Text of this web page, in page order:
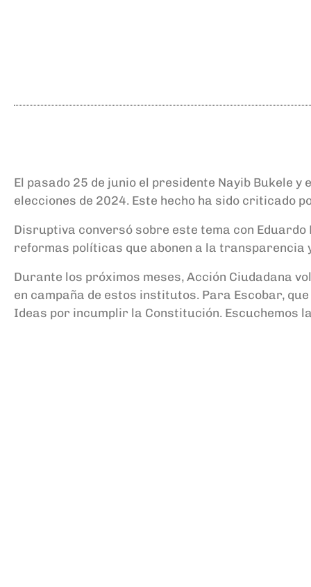
El pasado 25 de junio el presidente Nayib Bukele
elecciones de 2024. Este hecho ha sido criticado
Disruptiva conversó sobre este tema con
reformas políticas que abonen a la transparencia
Durante los próximos meses, Acción Ciudadana
en campaña de estos institutos. Para Escobar,
Ideas por incumplir la Constitución. Escuchemos